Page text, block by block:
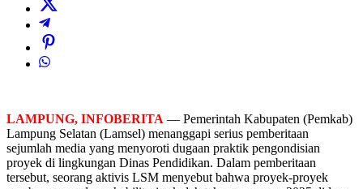
LAMPUNG, INFOBERITA — Pemerintah Kabupaten (Pemkab)
Lampung Selatan (Lamsel) menanggapi serius pemberitaan
sejumlah media yang menyoroti dugaan praktik pengondisian
proyek di lingkungan Dinas Pendidikan. Dalam pemberitaan
tersebut, seorang aktivis LSM menyebut bahwa proyek-proyek